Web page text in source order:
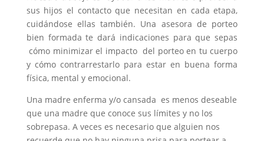
sus hijos el contacto que necesitan en cada etapa,
cuidándose ellas también. Una asesora de porteo
bien formada te dará indicaciones para que sepas
cómo minimizar el impacto del porteo en tu cuerpo
y cómo contrarrestarlo para estar en buena forma
física, mental y emocional.
Una madre enferma y/o cansada es menos deseable
que una madre que conoce sus límites y no los
sobrepasa. A veces es necesario que alguien nos